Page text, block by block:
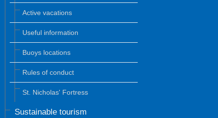
Active vacations
Useful information
Buoys locations
Rules of conduct
St. Nicholas' Fortress
Sustainable tourism